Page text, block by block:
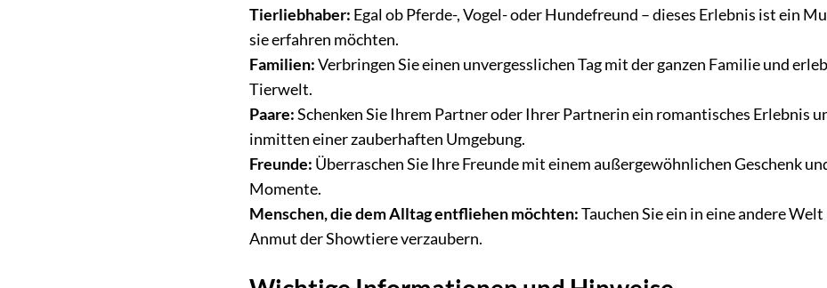
Tierliebhaber: Egal ob Pferde-, Vogel- oder Hundefreund – dieses Erlebnis ist ein
sie erfahren möchten.
Familien:Verbringen Sie einen unvergesslichen Tag mit der ganzen Familie und
Tierwelt.
Paare:Schenken Sie Ihrem Partner oder Ihrer Partnerin ein romantisches Erlebnis
inmitten einer zauberhaften Umgebung.
Freunde: Überraschen Sie Ihre Freunde mit einem außergewöhnlichen Geschenk
Momente.
Menschen, die dem Alltag entfliehen möchten:Tauchen Sie ein in eine andere
Anmut der Showtiere verzaubern.